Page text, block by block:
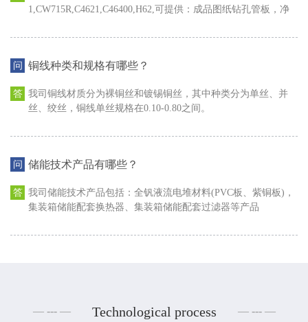
1,CW715R,C4621,C46400,H62,可提供：成品图纸钻孔管板，净
铜线种类和规格有哪些？
我司铜线材质分为裸铜丝和镀锡铜丝，其中种类分为单丝、并
丝、绞丝，铜线单丝规格在0.10-0.80之间。
储能技术产品有哪些？
我司储能技术产品包括：全钒液流电堆材料(PVC板、紫铜板)，
集装箱储能配套换热器、集装箱储能配套过滤器等产品
Technological process